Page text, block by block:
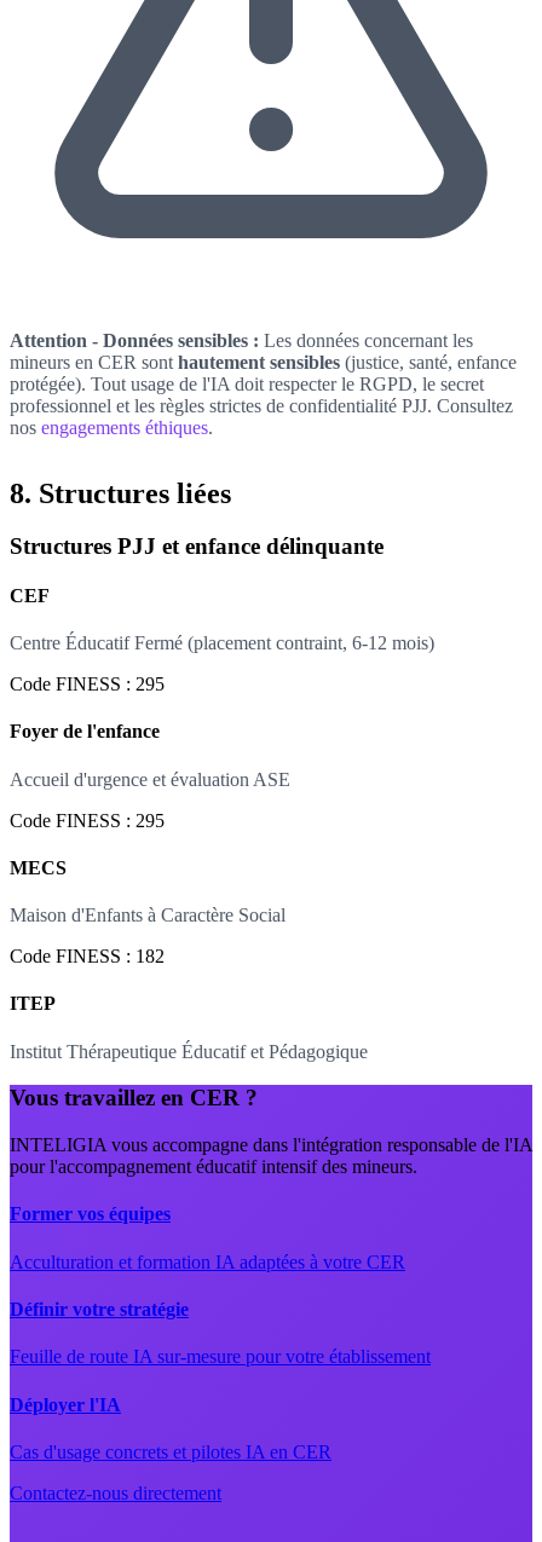
Attention - Données sensibles : Les données concernant les
mineurs en CER sont hautement sensibles (justice, santé, enfance
protégée). Tout usage de l'IA doit respecter le RGPD, le secret
professionnel et les règles strictes de confidentialité PJJ. Consultez
nos engagements éthiques.
8. Structures liées
Structures PJJ et enfance délinquante
CEF
Centre Éducatif Fermé (placement contraint, 6-12 mois)
Code FINESS : 295
Foyer de l'enfance
Accueil d'urgence et évaluation ASE
Code FINESS : 295
MECS
Maison d'Enfants à Caractère Social
Code FINESS : 182
ITEP
Institut Thérapeutique Éducatif et Pédagogique
Vous travaillez en CER ?
INTELIGIA vous accompagne dans l'intégration responsable de l'IA
pour l'accompagnement éducatif intensif des mineurs.
Former vos équipes
Acculturation et formation IA adaptées à votre CER
Définir votre stratégie
Feuille de route IA sur-mesure pour votre établissement
Déployer l'IA
Cas d'usage concrets et pilotes IA en CER
Contactez-nous directement